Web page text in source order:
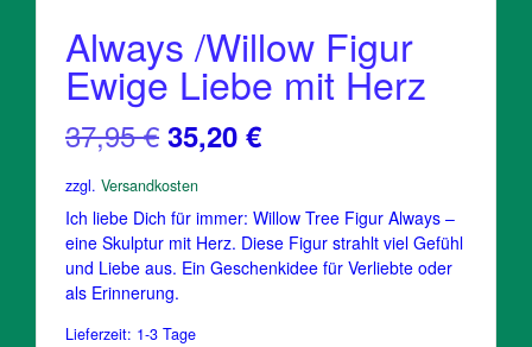
Always /Willow Figur
Ewige Liebe mit Herz
37,95€ Ursprünglicher
Preis
war:
37,95 €
35,20 €Aktueller
ist:
35,20 €.
zzgl. Versandkosten
Ich liebe Dich für immer: Willow Tree Figur Always –
eine Skulptur mit Herz. Diese Figur strahlt viel Gefühl
und Liebe aus. Ein Geschenkidee für Verliebte oder
als Erinnerung.
Lieferzeit: 1-3 Tage